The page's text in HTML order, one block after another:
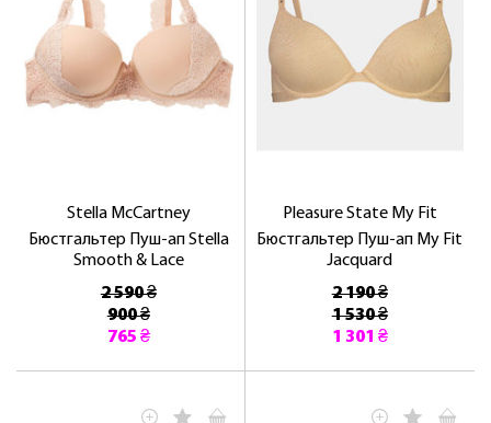
Stella McCartney
Бюстгальтер Пуш-ап Stella
Smooth & Lace
2 590 ₴
900 ₴
765 ₴
Pleasure State My Fit
Бюстгальтер Пуш-ап My Fit
Jacquard
2 190 ₴
1 530 ₴
1 301 ₴